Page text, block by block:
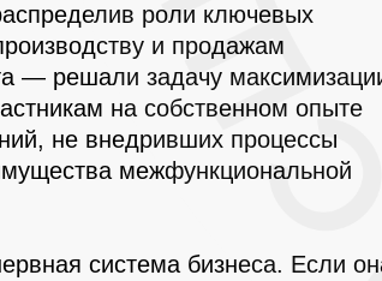
роли ключевых
и продажам
— решали задачу
на собственном опыте
не внедривших процессы
межфункциональной
система бизнеса. Если